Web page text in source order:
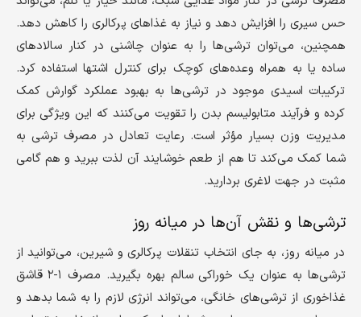
حس سیری را افزایش دهد و نیاز به غذاهای پرکالری را کاهش دهد.
همچنین، می‌توان ترشی‌ها را به عنوان چاشنی در کنار سالادهای
ساده یا به همراه وعده‌های کوچک برای کنترل اشتها استفاده کرد.
ترکیبات اسیدی موجود در ترشی‌ها به بهبود عملکرد گوارش کمک
کرده و فرآیند متابولیسم بدن را تقویت می‌کنند که این ویژگی برای
مدیریت وزن بسیار مؤثر است. رعایت تعادل در مصرف ترشی به
شما کمک می‌کند تا هم از طعم خوشایند آن لذت ببرید و هم گامی
مثبت در جهت لاغری بردارید.
ترشی‌ها و نقش آن‌ها در میانه روز
در میانه روز، به جای انتخاب تنقلات پرکالری و شیرین، می‌توانید از
ترشی‌ها به عنوان یک خوراکی سالم بهره بگیرید. مصرف ۱-۲ قاشق
غذاخوری از ترشی‌های خانگی، می‌تواند انرژی لازم را به شما بدهد و